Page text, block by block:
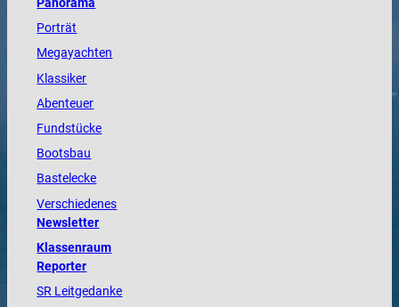
Panorama
Porträt
Megayachten
Klassiker
Abenteuer
Fundstücke
Bootsbau
Bastelecke
Verschiedenes
Newsletter
Klassenraum
Reporter
SR Leitgedanke